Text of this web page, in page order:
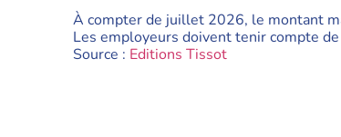
À compter de juillet 2026, le montant
Les employeurs doivent tenir compte
Source : Editions Tissot